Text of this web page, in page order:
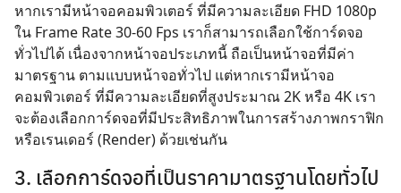
หากเรามีหน้าจอคอมพิวเตอร์ ที่มีความละเอียด FHD 1080p
ใน Frame Rate 30-60 Fps เราก็สามารถเลือกใช้การ์ดจอ
ทั่วไปได้ เนื่องจากหน้าจอประเภทนี้ ถือเป็นหน้าจอที่มีค่า
มาตรฐาน ตามแบบหน้าจอทั่วไป แต่หากเรามีหน้าจอ
คอมพิวเตอร์ ที่มีความละเอียดที่สูงประมาณ 2K หรือ 4K เรา
จะต้องเลือกการ์ดจอที่มีประสิทธิภาพในการสร้างภาพกราฟิก
หรือเรนเดอร์ (Render) ด้วยเช่นกัน
3. เลือกการ์ดจอที่เป็นราคามาตรฐานโดยทั่วไป